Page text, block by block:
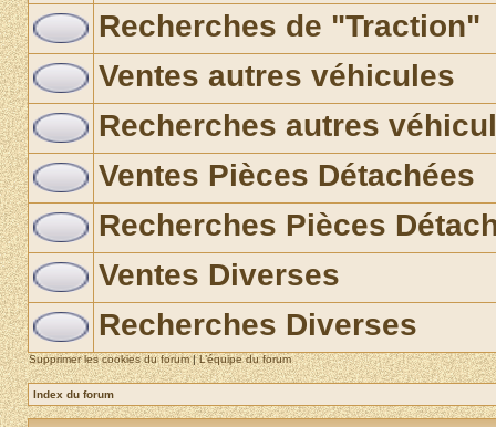
Recherches de "Traction"
Ventes autres véhicules
Recherches autres
Ventes Pièces Détachées
Recherches Pièces
Ventes Diverses
Recherches Diverses
Supprimer les cookies du forum|L’équipe du forum
Index du forum